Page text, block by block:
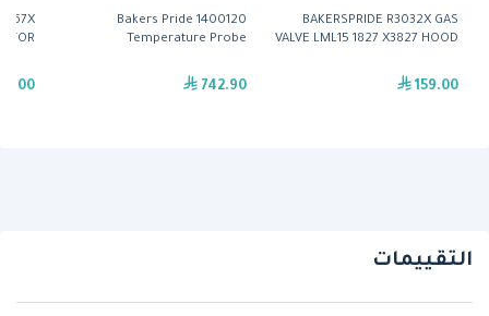
BAKERSPRIDE R3032X GAS
VALVE LML15 1827 X3827 HOOD
159.00
Bakers Pride 1400120
Temperature Probe
742.90
التقييمات